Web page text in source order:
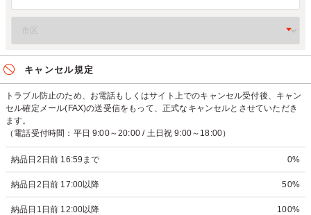
キャンセル規定
トラブル防止のため、お電話もしくはサイト上でのキャンセル受付後、キャン
セル確定メール(FAX)の送受信をもって、正式なキャンセルとさせていただき
ます。
（電話受付時間：平日 9:00～20:00 / 土日祝 9:00～18:00）
納品日2日前 16:59まで 0%
納品日2日前 17:00以降 50%
納品日1日前 12:00以降 100%